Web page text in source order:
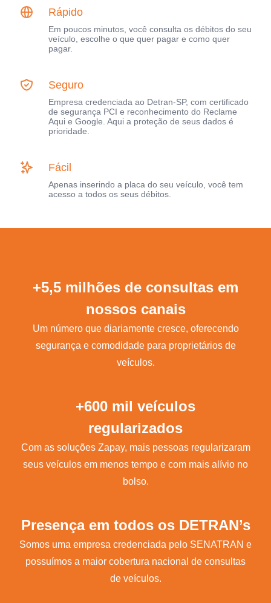
Rápido
Em poucos minutos, você consulta os débitos do seu
veículo, escolhe o que quer pagar e como quer
pagar.
Seguro
Empresa credenciada ao Detran-SP, com certificado
de segurança PCI e reconhecimento do Reclame
Aqui e Google. Aqui a proteção de seus dados é
prioridade.
Fácil
Apenas inserindo a placa do seu veículo, você tem
acesso a todos os seus débitos.
+5,5 milhões de consultas em
nossos canais
Um número que diariamente cresce, oferecendo
segurança e comodidade para proprietários de
veículos.
+600 mil veículos
regularizados
Com as soluções Zapay, mais pessoas regularizaram
seus veículos em menos tempo e com mais alívio no
bolso.
Presença em todos os DETRAN’s
Somos uma empresa credenciada pelo SENATRAN e
possuímos a maior cobertura nacional de consultas
de veículos.